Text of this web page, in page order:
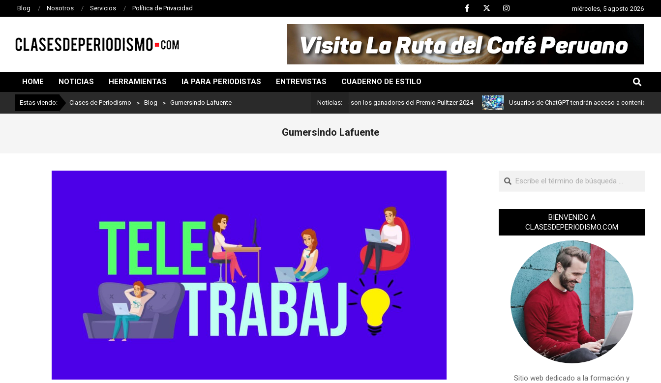
Blog Nosotros Servicios Política de Privacidad miércoles, 5 agosto 2026
DE
PERIODISMO
HOME NOTICIAS HERRAMIENTAS IA PARA PERIODISTAS ENTREVISTAS CUADERNO DE ESTILO
Estas viendo: Clases de Periodismo > Blog > Gumersindo Lafuente Noticias:
Lo mejor del periodismo: Estos son los ganadores del Premio Pulitzer 2024 Usuarios de ChatGPT tendrán acceso a contenidos de
Gumersindo Lafuente
BIENVENIDO A
CLASESDEPERIODISMO.COM
Sitio web dedicado a la formación y